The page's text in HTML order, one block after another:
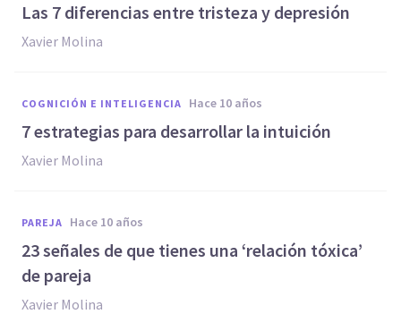
Las 7 diferencias entre tristeza y depresión
Xavier Molina
COGNICIÓN E INTELIGENCIA hace 10 años
7 estrategias para desarrollar la intuición
Xavier Molina
PAREJA hace 10 años
23 señales de que tienes una ‘relación tóxica’
de pareja
Xavier Molina